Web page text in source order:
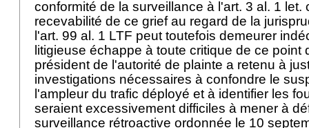
conformité de la surveillance à l'art. 3 al. 1 let.
recevabilité de ce grief au regard de la
l'art. 99 al. 1 LTF peut toutefois demeurer
litigieuse échappe à toute critique de ce point
président de l'autorité de plainte a retenu à
investigations nécessaires à confondre le
l'ampleur du trafic déployé et à identifier les
seraient excessivement difficiles à mener à
surveillance rétroactive ordonnée le 10